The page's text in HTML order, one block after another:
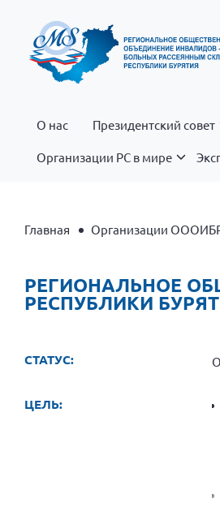
О нас Президентский совет
Организации РС в мире
Главная Организации
РЕГИОНАЛЬНОЕ
РЕСПУБЛИКИ
СТАТУС:
ЦЕЛЬ: